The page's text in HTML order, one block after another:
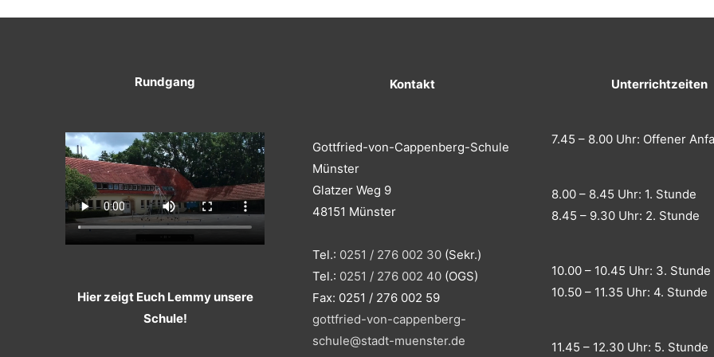
Rundgang
Hier zeigt Euch Lemmy unsere
Schule!
Kontakt
Gottfried-von-Cappenberg-Schule
Münster
Glatzer Weg 9
48151 Münster
Tel.: 0251 / 276 002 30 (Sekr.)
Tel.: 0251 / 276 002 40 (OGS)
Fax: 0251 / 276 002 59
gottfried-von-cappenberg-
schule@stadt-muenster.de
Unterrichtzeiten
7.45 – 8.00 Uhr: Offener
8.00 – 8.45 Uhr: 1. Stunde
8.45 – 9.30 Uhr: 2. Stunde
10.00 – 10.45 Uhr: 3. Stunde
10.50 – 11.35 Uhr: 4. Stunde
11.45 – 12.30 Uhr: 5. Stunde